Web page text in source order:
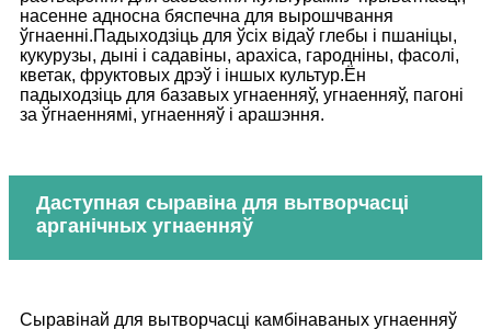
насенне адносна бяспечна для вырошчвання
ўгнаенні.Падыходзіць для ўсіх відаў глебы і пшаніцы,
кукурузы, дыні і садавіны, арахіса, гародніны, фасолі,
кветак, фруктовых дрэў і іншых культур.Ён
падыходзіць для базавых угнаенняў, угнаенняў, пагоні
за ўгнаеннямі, угнаенняў і арашэння.
Даступная сыравіна для вытворчасці
арганічных угнаенняў
Сыравінай для вытворчасці камбінаваных угнаенняў